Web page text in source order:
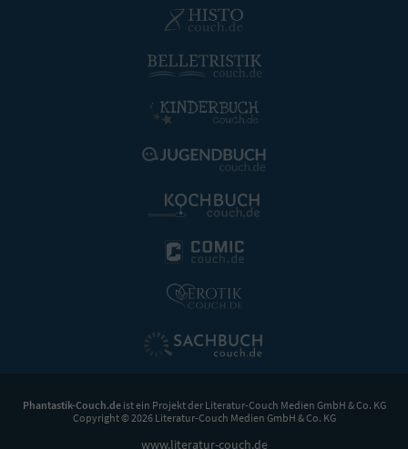
Phantastik-Couch.deist ein Projekt der Literatur-Couch Medien GmbH & Co. KG
Copyright © 2026 Literatur-Couch Medien GmbH & Co. KG
www.literatur-couch.de